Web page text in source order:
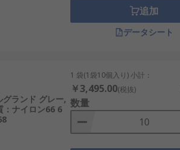
びます。
電設備の配線に使用されます。
で利用されます。
追加
データシート
グランド グレー,
：ナイロン66 6
1 袋(1袋10個入り) 小計：
￥3,495.00(税抜)
数量